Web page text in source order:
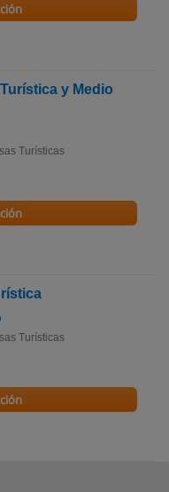
y Medio
Turísticas
Turísticas